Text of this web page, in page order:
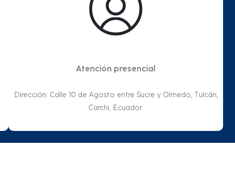
Atención presencial
Dirección: Calle 10 de Agosto entre Sucre y Olmedo, Tulcán,
Carchi, Ecuador.